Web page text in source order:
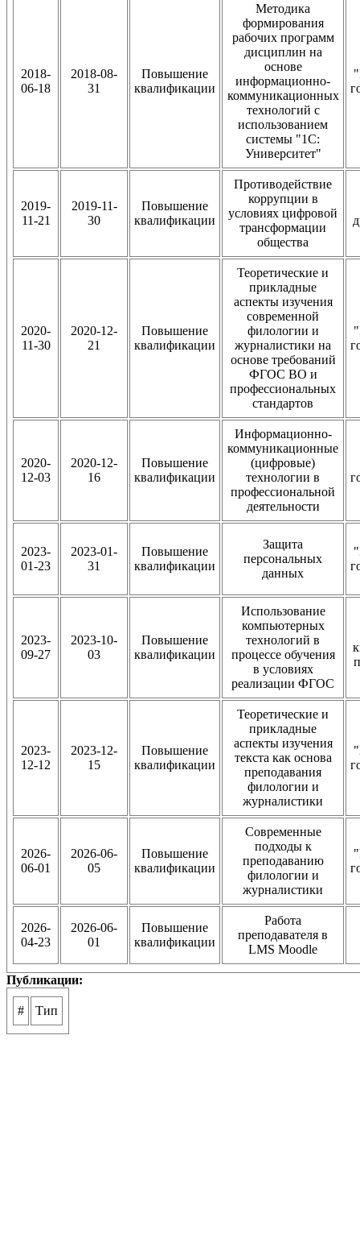
2018-
06-18
2018-08-
31
Повышение
квалификации
Методика
формирования
рабочих программ
дисциплин на
основе
информационно-
коммуникационных
технологий с
использованием
системы "1С:
Университет"
2019-
11-21
2019-11-
30
Повышение
квалификации
Противодействие
коррупции в
условиях цифровой
трансформации
общества
2020-
11-30
2020-12-
21
Повышение
квалификации
Теоретические и
прикладные
аспекты изучения
современной
филологии и
журналистики на
основе требований
ФГОС ВО и
профессиональных
стандартов
2020-
12-03
2020-12-
16
Повышение
квалификации
Информационно-
коммуникационные
(цифровые)
технологии в
профессиональной
деятельности
2023-
01-23
2023-01-
31
Повышение
квалификации
Защита
персональных
данных
2023-
09-27
2023-10-
03
Повышение
квалификации
Использование
компьютерных
технологий в
процессе обучения
в условиях
реализации ФГОС
2023-
12-12
2023-12-
15
Повышение
квалификации
Теоретические и
прикладные
аспекты изучения
текста как основа
преподавания
филологии и
журналистики
2026-
06-01
2026-06-
05
Повышение
квалификации
Современные
подходы к
преподаванию
филологии и
журналистики
2026-
04-23
2026-06-
01
Повышение
квалификации
Работа
преподавателя в
LMS Moodle
Публикации:
# Тип